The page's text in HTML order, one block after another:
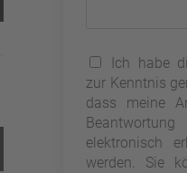
Ich habe
zur Kenntnis
dass meine
elektronisch
werden. Sie